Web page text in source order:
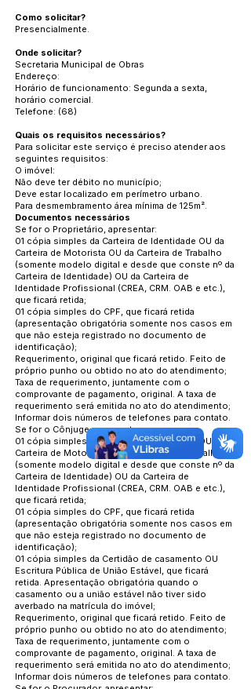
Como solicitar?
Presencialmente.
Onde solicitar?
Secretaria Municipal de Obras
Endereço:
Horário de funcionamento: Segunda a sexta,
horário comercial.
Telefone: (68)
Quais os requisitos necessários?
Para solicitar este serviço é preciso atender aos
seguintes requisitos:
O imóvel:
Não deve ter débito no município;
Deve estar localizado em perímetro urbano.
Para desmembramento área mínima de 125m².
Documentos necessários
Se for o Proprietário, apresentar:
01 cópia simples da Carteira de Identidade OU da
Carteira de Motorista OU da Carteira de Trabalho
(somente modelo digital e desde que conste nº da
Carteira de Identidade) OU da Carteira de
Identidade Profissional (CREA, CRM. OAB e etc.),
que ficará retida;
01 cópia simples do CPF, que ficará retida
(apresentação obrigatória somente nos casos em
que não esteja registrado no documento de
identificação);
Requerimento, original que ficará retido. Feito de
próprio punho ou obtido no ato do atendimento;
Taxa de requerimento, juntamente com o
comprovante de pagamento, original. A taxa de
requerimento será emitida no ato do atendimento;
Informar dois números de telefones para contato.
Se for o Cônjuge, apresentar:
01 cópia simples da Carteira de Identidade OU da
Carteira de Motorista OU da Carteira de Trabalho
(somente modelo digital e desde que conste nº da
Carteira de Identidade) OU da Carteira de
Identidade Profissional (CREA, CRM. OAB e etc.),
que ficará retida;
01 cópia simples do CPF, que ficará retida
(apresentação obrigatória somente nos casos em
que não esteja registrado no documento de
identificação);
01 cópia simples da Certidão de casamento OU
Escritura Pública de União Estável, que ficará
retida. Apresentação obrigatória quando o
casamento ou a união estável não tiver sido
averbado na matrícula do imóvel;
Requerimento, original que ficará retido. Feito de
próprio punho ou obtido no ato do atendimento;
Taxa de requerimento, juntamente com o
comprovante de pagamento, original. A taxa de
requerimento será emitida no ato do atendimento;
Informar dois números de telefones para contato.